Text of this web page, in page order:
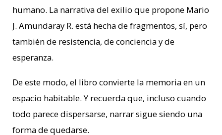
humano. La narrativa del exilio que propone Mario
J. Amundaray R. está hecha de fragmentos, sí, pero
también de resistencia, de conciencia y de
esperanza.
De este modo, el libro convierte la memoria en un
espacio habitable. Y recuerda que, incluso cuando
todo parece dispersarse, narrar sigue siendo una
forma de quedarse.